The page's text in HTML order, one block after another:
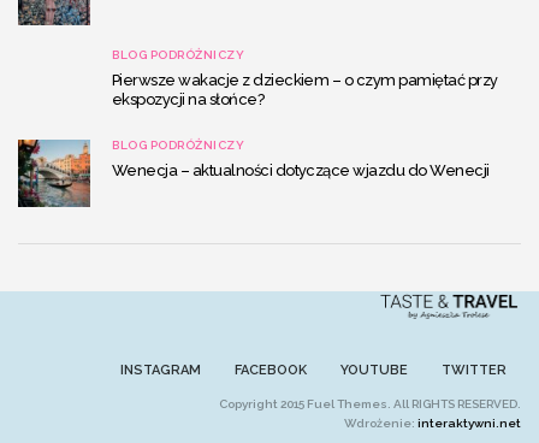
BLOG PODRÓŻNICZY
Pierwsze wakacje z dzieckiem – o czym pamiętać przy
ekspozycji na słońce?
BLOG PODRÓŻNICZY
Wenecja – aktualności dotyczące wjazdu do Wenecji
INSTAGRAM FACEBOOK YOUTUBE TWITTER
Copyright 2015 Fuel Themes. All RIGHTS RESERVED.
Wdrożenie: interaktywni.net